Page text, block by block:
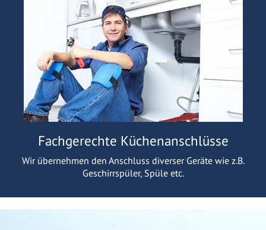
Fachgerechte Küchenanschlüsse
Wir übernehmen den Anschluss diverser Geräte wie z.B.
Geschirrspüler, Spüle etc.